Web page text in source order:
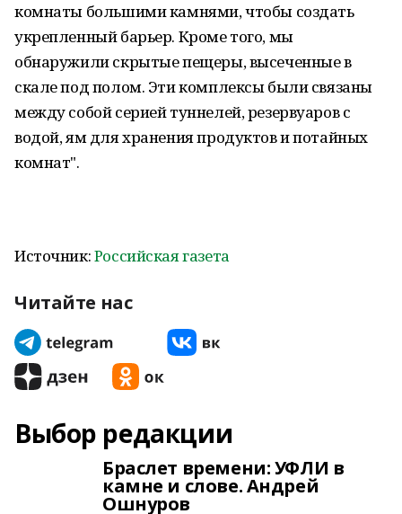
комнаты большими камнями, чтобы создать
укрепленный барьер. Кроме того, мы
обнаружили скрытые пещеры, высеченные в
скале под полом. Эти комплексы были связаны
между собой серией туннелей, резервуаров с
водой, ям для хранения продуктов и потайных
комнат".
Источник:Российская газета
Читайте нас
Выбор редакции
Браслет времени: УФЛИ в
камне и слове. Андрей
Ошнуров